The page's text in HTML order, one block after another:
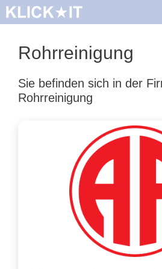
Zum
Inhalt
Rohrreinigung
Sie befinden sich in der
Rohrreinigung